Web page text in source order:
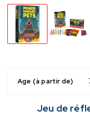
Age (à partir de)
Jeu de